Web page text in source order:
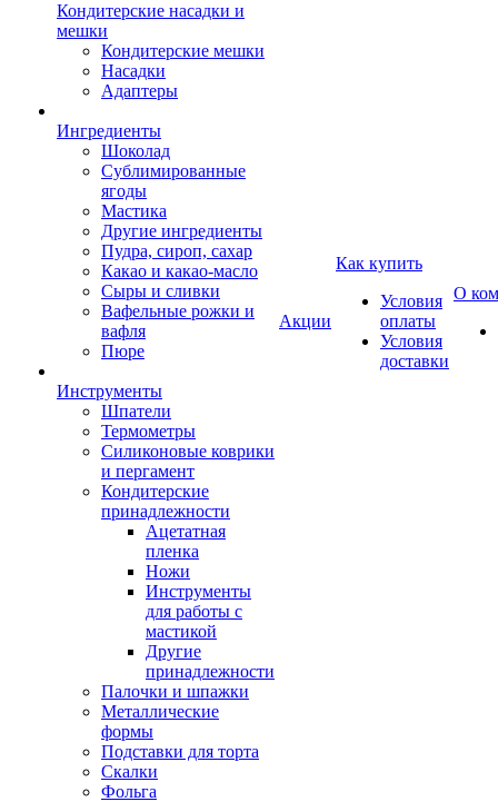
Кондитерские насадки и
мешки
Кондитерские мешки
Насадки
Адаптеры
Ингредиенты
Шоколад
Сублимированные
ягоды
Мастика
Другие ингредиенты
Пудра, сироп, сахар
Какао и какао-масло
Сыры и сливки
Вафельные рожки и
вафля
Пюре
Инструменты
Шпатели
Термометры
Силиконовые коврики
и пергамент
Кондитерские
принадлежности
Ацетатная
пленка
Ножи
Инструменты
для работы с
мастикой
Другие
принадлежности
Палочки и шпажки
Металлические
формы
Подставки для торта
Скалки
Фольга
Акции
Как купить
Условия
оплаты
Условия
доставки
О